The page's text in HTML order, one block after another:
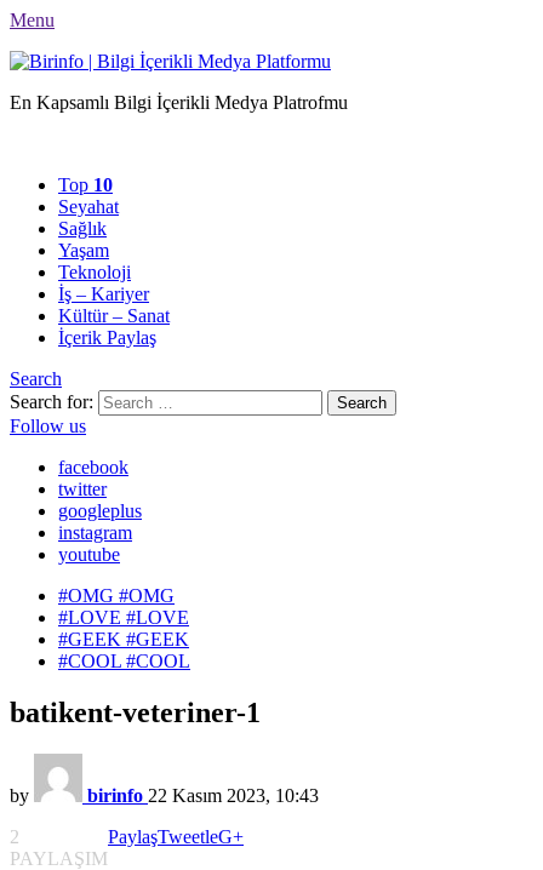
Menu
En Kapsamlı Bilgi İçerikli Medya Platrofmu
Top 10
Seyahat
Sağlık
Yaşam
Teknoloji
İş – Kariyer
Kültür – Sanat
İçerik Paylaş
Search
Search for:
Search
Follow us
facebook
twitter
googleplus
instagram
youtube
#OMG #OMG
#LOVE #LOVE
#GEEK #GEEK
#COOL #COOL
batikent-veteriner-1
by birinfo 22 Kasım 2023, 10:43
2
PAYLAŞIM
PaylaşTweetleG+